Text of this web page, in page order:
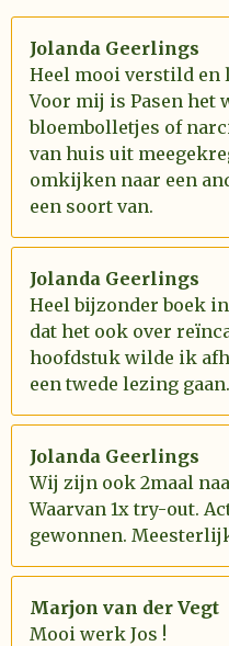
Jolanda Geerlings
Heel mooi verstild en
Voor mij is Pasen het
bloembolletjes of
van huis uit
omkijken naar een
een soort van.
Jolanda Geerlings
Heel bijzonder boek
dat het ook over
hoofdstuk wilde ik
een twede lezing gaan.
Jolanda Geerlings
Wij zijn ook 2maal
Waarvan 1x try-out.
gewonnen.
Marjon van der Vegt
Mooi werk Jos !